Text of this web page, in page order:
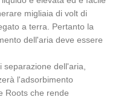
migliaia di volt di
a terra. Pertanto la
dell'aria deve essere
dell'aria,
l'adsorbimento
Roots che rende